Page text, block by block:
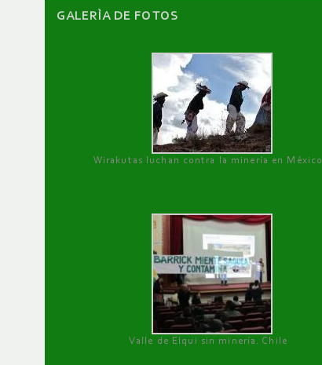
GALERÌA DE FOTOS
Wirakutas luchan contra la minería en México
Valle de Elqui sin minería. Chile